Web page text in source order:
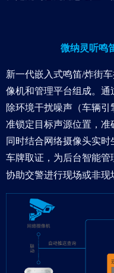
微纳灵听鸣
新一代嵌入式鸣笛/炸街
像机和管理平台组成。
除环境干扰噪声（车辆
准锁定目标声源位置，准
同时结合网络摄像头实
车牌取证，为后台智能管
协助交警进行现场或非现